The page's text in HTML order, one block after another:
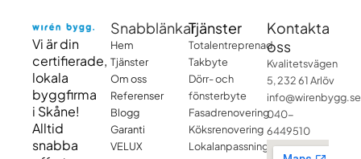
Snabblänkar
Hem
Tjänster
Om oss
Referenser
Blogg
Garanti
VELUX
Tjänster
Totalentreprenad
Takbyte
Dörr- och
fönsterbyte
Fasadrenovering
Köksrenovering
Lokalanpassning
Kontakta
oss
Kvalitetsvägen
5, 232 61 Arlöv
info@wirenbygg.se
040-
6449510
Vi är din
certifierade,
lokala
byggfirma
i Skåne!
Alltid
snabba